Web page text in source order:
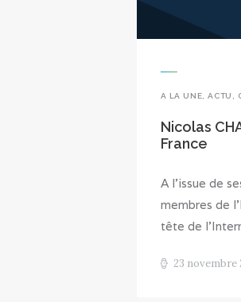
A LA UNE ,ACTU
Nicolas
France
A l’issue de
membres de
tête de
23 novembre